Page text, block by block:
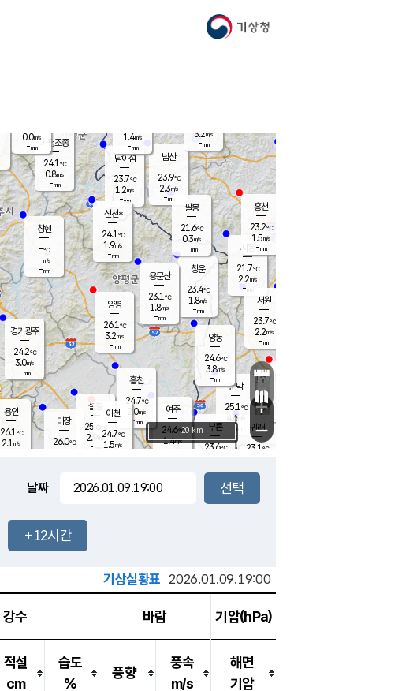
기상청
문막
25.1℃
4.6m/s
mm
남이섬
23.7℃
1.2m/s
-mm
부론
23.6℃
남산
23.9℃
2.3m/s
-mm
9.0mm
청운
23.4℃
1.8m/s
-mm
팔봉
21.6℃
0.3m/s
-mm
용인
26.1℃
2.1 m/s
여주
24.6℃
1.4m/s
양동
24.6℃
3.8m/s
-mm
경기광주
24.2℃
3.0m/s
-mm
장호원
1.4m/s
-mm
가평조종
24.1℃
0.8m/s
-mm
신천*
24.1℃
1.9m/s
-mm
창현
-℃
-m/s
-mm
0.0m/s
-mm
흥천
24.7℃
2.0m/s
-mm
마장
26.0℃
설봉
25.6
2.9 m/s
- mm
시동
21.7℃
2.2m/s
- mm
귀래
23.1 ℃
서원
23.7℃
2.2m/s
-mm
용문산
23.1℃
1.8m/s
-mm
홍천
23.2℃
1.5m/s
-mm
이천
24.7℃
1.5m/s
양평
26.1℃
3.2m/s
-mm
3.2m/s
-mm
+
−
20 km
날짜
+12시간
기상실황표 2026.01.09.19:00
강수 바람 기압(hPa)
적설
cm
습도
%
풍향
풍속
m/s
해면
기압